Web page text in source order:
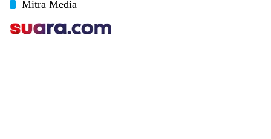
Mitra Media